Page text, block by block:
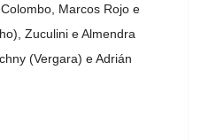
Marcos Rojo e
Zuculini e Almendra
(Vergara) e Adrián